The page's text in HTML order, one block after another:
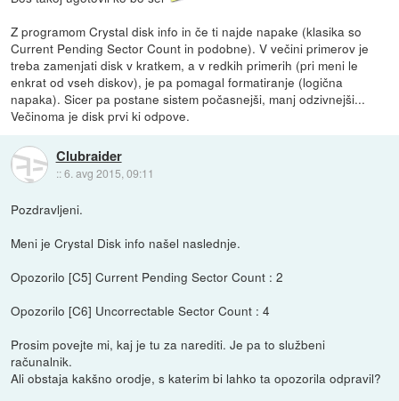
Z programom Crystal disk info in če ti najde napake (klasika so
Current Pending Sector Count in podobne). V večini primerov je
treba zamenjati disk v kratkem, a v redkih primerih (pri meni le
enkrat od vseh diskov), je pa pomagal formatiranje (logična
napaka). Sicer pa postane sistem počasnejši, manj odzivnejši...
Večinoma je disk prvi ki odpove.
Clubraider
::6. avg 2015, 09:11
Pozdravljeni.
Meni je Crystal Disk info našel naslednje.
Opozorilo [C5] Current Pending Sector Count : 2
Opozorilo [C6] Uncorrectable Sector Count : 4
Prosim povejte mi, kaj je tu za narediti. Je pa to službeni
računalnik.
Ali obstaja kakšno orodje, s katerim bi lahko ta opozorila odpravil?